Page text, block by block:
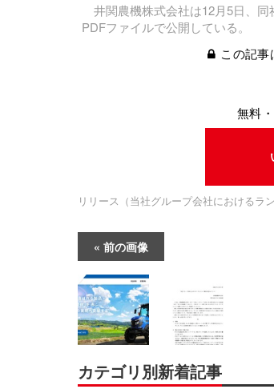
井関農機株式会社は12月5日、同
PDFファイルで公開している。
この記事
無料
リリース（当社グループ会社におけるラ
前の画像
カテゴリ別新着記事